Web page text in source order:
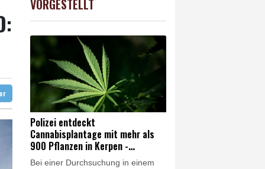
Einmischung an
vorschlagen
für Lina E.
0.35%
VORGESTELLT
Polizei entdeckt
Cannabisplantage mit mehr als
900 Pflanzen in Kerpen -
Festnahme
Bei einer Durchsuchung in einem